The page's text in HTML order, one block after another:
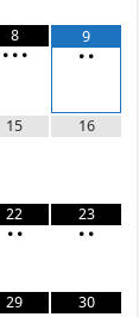
8
• • •
9
• •
15 16
22
• •
23
• •
29
30